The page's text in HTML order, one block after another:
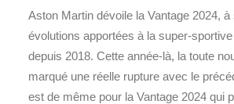
Aston Martin dévoile la Vantage 2024, à
évolutions apportées à la super-
depuis 2018. Cette année-là, la toute
marqué une réelle rupture avec le
est de même pour la Vantage 2024 qui